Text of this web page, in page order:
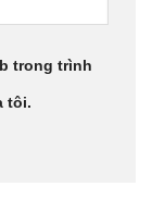
trong trình
tôi.